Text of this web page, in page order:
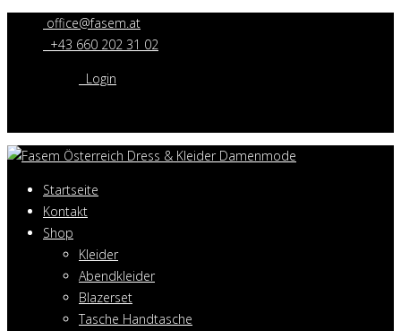
office@fasem.at
+43 660 202 31 02
Login
Startseite
Kontakt
Shop
Kleider
Abendkleider
Blazerset
Tasche Handtasche